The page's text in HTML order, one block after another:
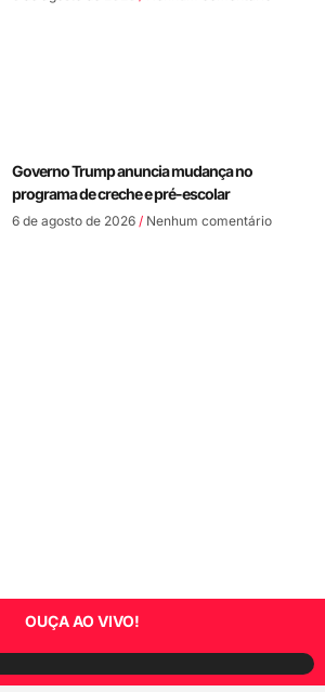
Governo Trump anuncia mudança no
programa de creche e pré-escolar
6 de agosto de 2026 Nenhum comentário
OUÇA AO VIVO!